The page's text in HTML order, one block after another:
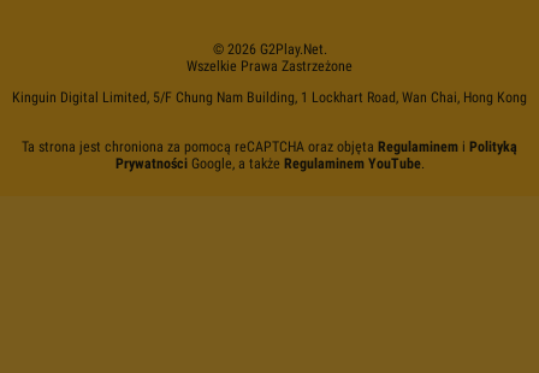
© 2026 G2Play.net.
Wszelkie Prawa Zastrzeżone
Kinguin Digital Limited, 5/F Chung Nam Building, 1 Lockhart Road, Wan Chai, Hong Kong
Ta strona jest chroniona za pomocą reCAPTCHA oraz objęta Regulaminem i Polityką
PrywatnościGoogle, a także Regulaminem YouTube.